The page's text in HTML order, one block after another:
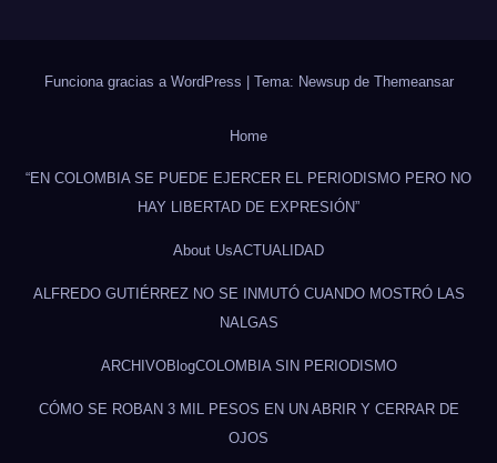
Funciona gracias a WordPress Tema: Newsup de Themeansar
Home
“EN COLOMBIA SE PUEDE EJERCER EL PERIODISMO PERO NO
HAY LIBERTAD DE EXPRESIÓN”
About UsACTUALIDAD
ALFREDO GUTIÉRREZ NO SE INMUTÓ CUANDO MOSTRÓ LAS
NALGAS
ARCHIVOBlogCOLOMBIA SIN PERIODISMO
CÓMO SE ROBAN 3 MIL PESOS EN UN ABRIR Y CERRAR DE
OJOS